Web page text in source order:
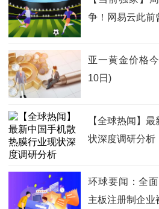
争！网易云此前
亚一黄金价格
10日)
【全球热闻】
状深度调研分析
环球要闻：全
主板注册制企业